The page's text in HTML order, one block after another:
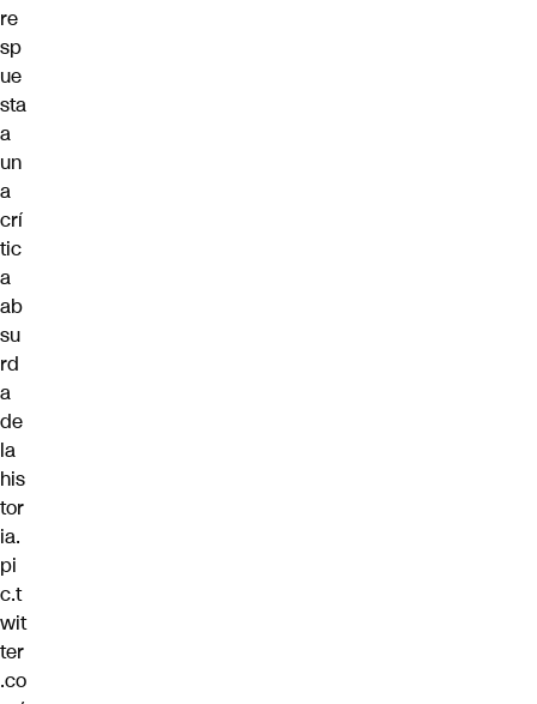
re
sp
ue
sta
a
un
a
crí
tic
a
ab
su
rd
a
de
la
his
tor
ia.
pi
c.t
wit
ter
.co